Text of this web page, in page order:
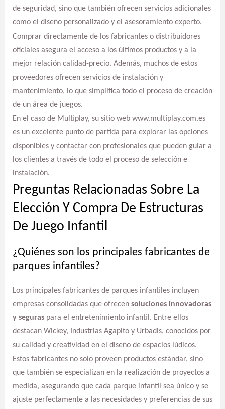
de seguridad, sino que también ofrecen servicios adicionales
como el diseño personalizado y el asesoramiento experto.
Comprar directamente de los fabricantes o distribuidores
oficiales asegura el acceso a los últimos productos y a la
mejor relación calidad-precio. Además, muchos de estos
proveedores ofrecen servicios de instalación y
mantenimiento, lo que simplifica todo el proceso de creación
de un área de juegos.
En el caso de Multiplay, su sitio web www.multiplay.com.es
es un excelente punto de partida para explorar las opciones
disponibles y contactar con profesionales que pueden guiar a
los clientes a través de todo el proceso de selección e
instalación.
Preguntas Relacionadas Sobre La
Elección Y Compra De Estructuras
De Juego Infantil
¿Quiénes son los principales fabricantes de
parques infantiles?
Los principales fabricantes de parques infantiles incluyen
empresas consolidadas que ofrecen soluciones innovadoras
y seguraspara el entretenimiento infantil. Entre ellos
destacan Wickey, Industrias Agapito y Urbadis, conocidos por
su calidad y creatividad en el diseño de espacios lúdicos.
Estos fabricantes no solo proveen productos estándar, sino
que también se especializan en la realización de proyectos a
medida, asegurando que cada parque infantil sea único y se
ajuste perfectamente a las necesidades y preferencias de sus